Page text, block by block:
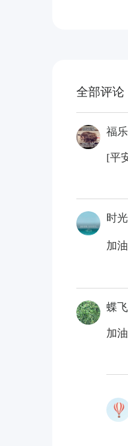
全部评论
福乐
[平
时
加
蝶
加